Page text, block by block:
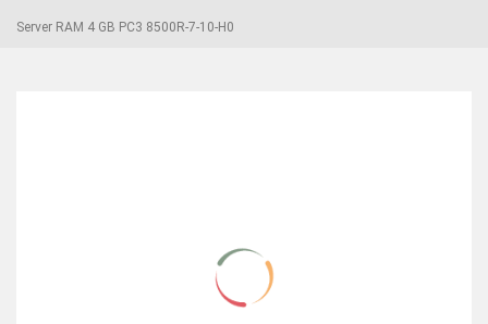
Server RAM 4 GB PC3 8500R-7-10-H0